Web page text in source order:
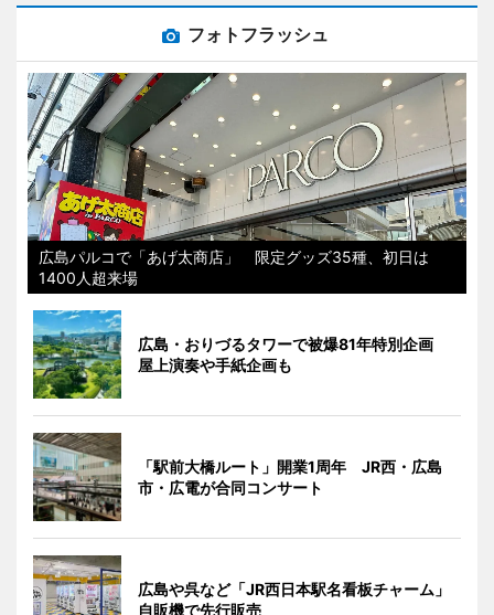
フォトフラッシュ
広島パルコで「あげ太商店」 限定グッズ35種、初日は
1400人超来場
広島・おりづるタワーで被爆81年特別企画
屋上演奏や手紙企画も
「駅前大橋ルート」開業1周年 JR西・広島
市・広電が合同コンサート
広島や呉など「JR西日本駅名看板チャーム」
自販機で先行販売